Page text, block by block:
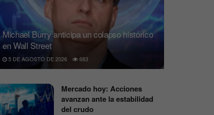
Michael Burry anticipa un colapso histórico
en Wall Street
5 DE AGOSTO DE 2026 683
Mercado hoy: Acciones
avanzan ante la estabilidad
del crudo